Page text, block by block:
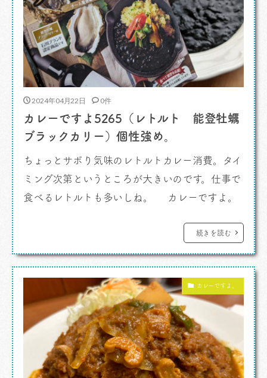
2024年04月22日 0件
カレーですよ5265（レトルト 能登牡蠣
ブラックカリー）個性強め。
ちょっとサボり気味のレトルトカレー消費。タイ
ミング次第というところが大きいのです。仕事で
食べるレトルトも多いしね。 カレーですよ。
プルで送ってくれたものを食べるのはどうも後も
合しになってしまうんですスミマセン。 さて、こ
かなかに […]
続きを読む
カレーですよ。